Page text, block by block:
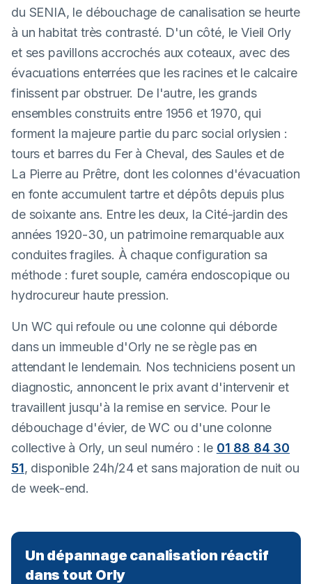
du SENIA, le débouchage de canalisation se heurte
à un habitat très contrasté. D'un côté, le Vieil Orly
et ses pavillons accrochés aux coteaux, avec des
évacuations enterrées que les racines et le calcaire
finissent par obstruer. De l'autre, les grands
ensembles construits entre 1956 et 1970, qui
forment la majeure partie du parc social orlysien :
tours et barres du Fer à Cheval, des Saules et de
La Pierre au Prêtre, dont les colonnes d'évacuation
en fonte accumulent tartre et dépôts depuis plus
de soixante ans. Entre les deux, la Cité-jardin des
années 1920-30, un patrimoine remarquable aux
conduites fragiles. À chaque configuration sa
méthode : furet souple, caméra endoscopique ou
hydrocureur haute pression.
Un WC qui refoule ou une colonne qui déborde
dans un immeuble d'Orly ne se règle pas en
attendant le lendemain. Nos techniciens posent un
diagnostic, annoncent le prix avant d'intervenir et
travaillent jusqu'à la remise en service. Pour le
débouchage d'évier, de WC ou d'une colonne
collective à Orly, un seul numéro : le 01 88 84 30
51, disponible 24h/24 et sans majoration de nuit ou
de week-end.
Un dépannage canalisation réactif
dans tout Orly